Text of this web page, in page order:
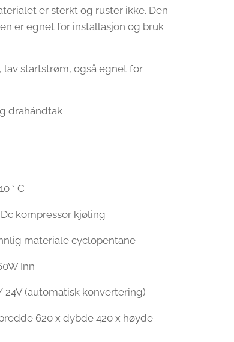
er sterkt og ruster ikke. Den
er egnet for installasjon og bruk
lav startstrøm, også egnet for
drahåndtak
° C
kompressor kjøling
materiale cyclopentane
Inn
24V (automatisk konvertering)
620 x dybde 420 x høyde